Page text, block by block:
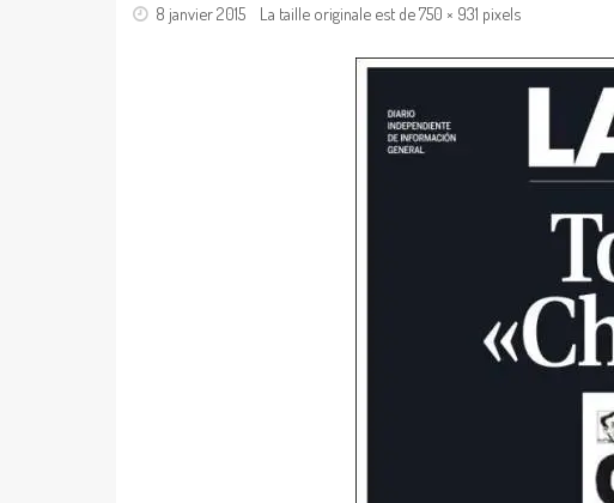
8 janvier 2015 La taille originale est de750 × 931 pixels